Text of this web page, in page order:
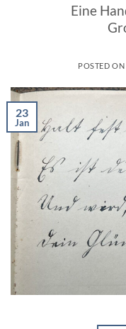
Eine
POSTED ON
23
Jan